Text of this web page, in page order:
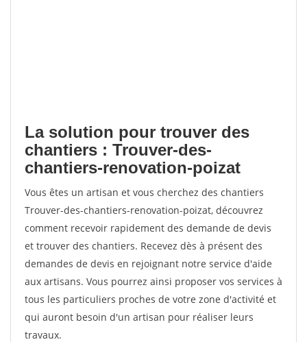
La solution pour trouver des
chantiers : Trouver-des-
chantiers-renovation-poizat
Vous êtes un artisan et vous cherchez des chantiers
Trouver-des-chantiers-renovation-poizat, découvrez
comment recevoir rapidement des demande de devis
et trouver des chantiers. Recevez dès à présent des
demandes de devis en rejoignant notre service d'aide
aux artisans. Vous pourrez ainsi proposer vos services à
tous les particuliers proches de votre zone d'activité et
qui auront besoin d'un artisan pour réaliser leurs
travaux.